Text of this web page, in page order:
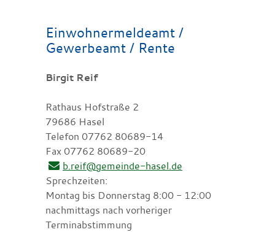
Einwohnermeldeamt /
Gewerbeamt / Rente
Birgit Reif
Rathaus Hofstraße 2
79686 Hasel
Telefon 07762 80689-14
Fax 07762 80689-20
b.reif@gemeinde-hasel.de
Sprechzeiten:
Montag bis Donnerstag 8:00 - 12:00
nachmittags nach vorheriger
Terminabstimmung